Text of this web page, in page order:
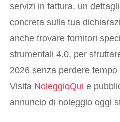
servizi in fattura, un
concreta sulla tua
anche trovare fornitori
strumentali 4.0, per
2026 senza perdere
Visita NoleggioQui e
annuncio di noleggio oggi